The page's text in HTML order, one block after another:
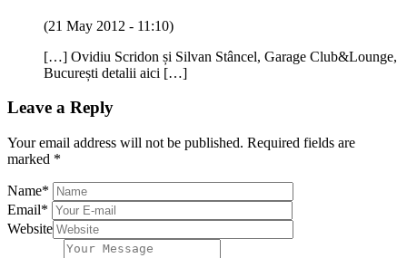
(21 May 2012 - 11:10)
[…] Ovidiu Scridon și Silvan Stâncel, Garage Club&Lounge,
București detalii aici […]
Leave a Reply
Your email address will not be published. Required fields are
marked *
Name*
Email*
Website